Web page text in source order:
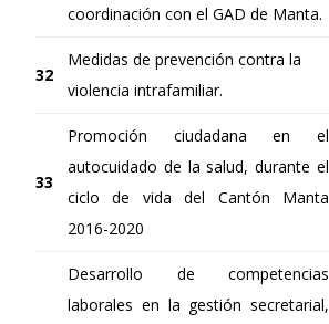
coordinación con el GAD de Manta.
32
Medidas de prevención contra la
violencia intrafamiliar.
33
Promoción ciudadana en el
autocuidado de la salud, durante el
ciclo de vida del Cantón Manta
2016-2020
Desarrollo de competencias
laborales en la gestión secretarial,